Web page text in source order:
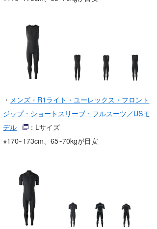
・ メンズ・R1ライト・ユーレックス・フロント
ジップ・ショートスリーブ・フルスーツ／USモ
デル
：Lサイズ
※170~173cm、65~70kgが目安